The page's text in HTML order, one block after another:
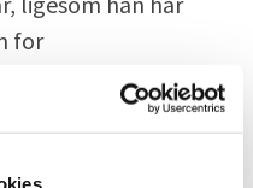
for
en suppleant. Her
at fortsætte en